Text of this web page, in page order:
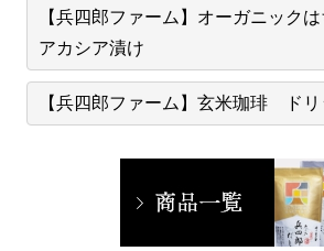
【兵四郎ファーム】オーガニック
アカシア漬け
【兵四郎ファーム】玄米珈琲 ド